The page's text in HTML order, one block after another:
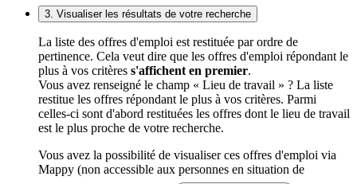
3. Visualiser les résultats de votre recherche
La liste des offres d'emploi est restituée par ordre de
pertinence. Cela veut dire que les offres d'emploi répondant le
plus à vos critères s'affichent en premier.
Vous avez renseigné le champ « Lieu de travail » ? La liste
restitue les offres répondant le plus à vos critères. Parmi
celles-ci sont d'abord restituées les offres dont le lieu de travail
est le plus proche de votre recherche.
Vous avez la possibilité de visualiser ces offres d'emploi via
Mappy (non accessible aux personnes en situation de